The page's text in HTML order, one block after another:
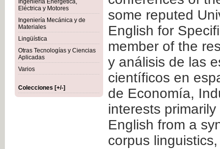
Ingeniería Energética,
Eléctrica y Motores
Ingeniería Mecánica y de
Materiales
Lingüística
Otras Tecnologías y Ciencias
Aplicadas
Varios
Colecciones [+/-]
some reputed
English for
member of the
y análisis de las
científicos en
de Economía,
interests
English from a
corpus